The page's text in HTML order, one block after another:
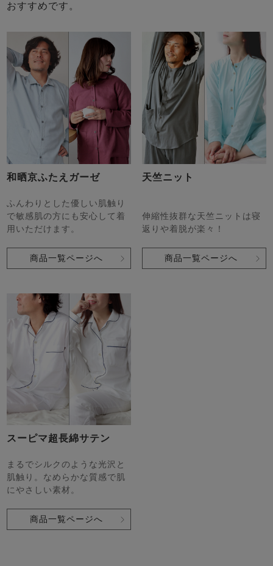
おすすめです。
和晒京ふたえガーゼ
ふんわりとした優しい肌触り
で敏感肌の方にも安心して着
用いただけます。
商品一覧ページへ
天竺ニット
伸縮性抜群な天竺ニットは寝
返りや着脱が楽々！
商品一覧ページへ
スーピマ超長綿サテン
まるでシルクのような光沢と
肌触り。なめらかな質感で肌
にやさしい素材。
商品一覧ページへ